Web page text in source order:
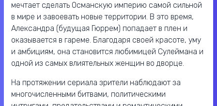
мечтает сделать Османскую империю самой сильной
в мире и завоевать новые территории. В это время,
Александра (будущая Гюррем) попадает в плен и
оказывается в гареме. Благодаря своей красоте, уму
и амбициям, она становится любимицей Сулеймана и
одной из самых влиятельных женщин во дворце.
На протяжении сериала зрители наблюдают за
многочисленными битвами, политическими